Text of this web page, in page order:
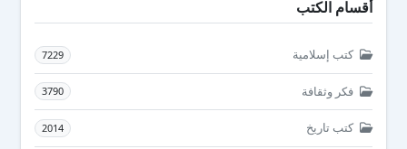
أقسام الكتب
كتب إسلامية 7229
فكر وثقافة 3790
كتب تاريخ 2014